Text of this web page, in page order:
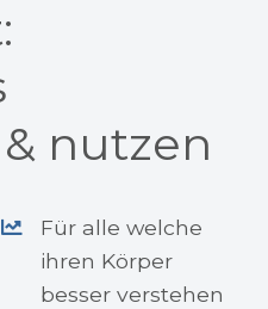
nutzen
Für alle welche
ihren Körper
besser verstehen